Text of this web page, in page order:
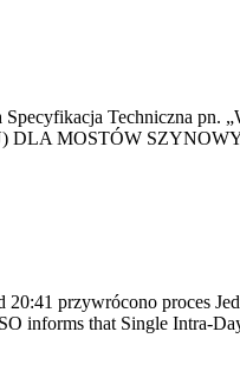
Specyfikacja Techniczna
MOSTÓW
przywrócono proces
informs that Single Intra-